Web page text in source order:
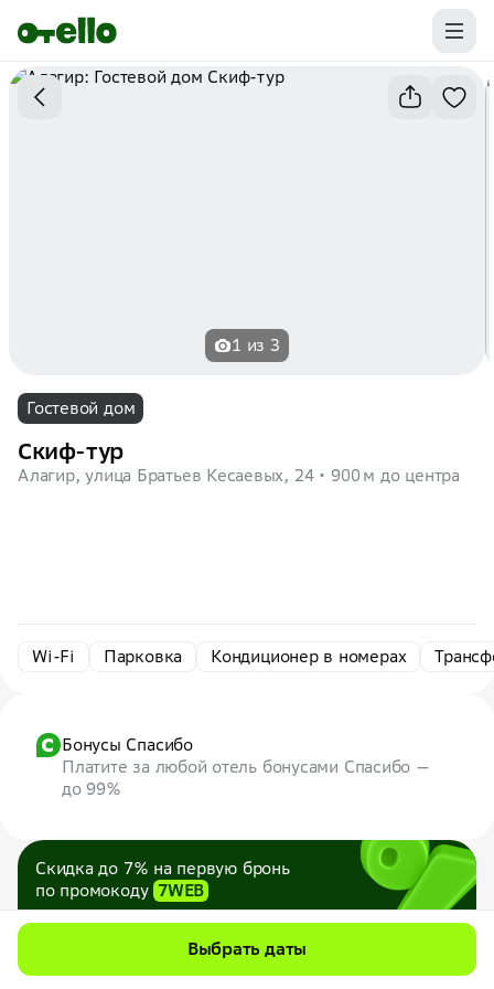
Промокоды на первую бронь уже ваши.
Забирайте выгоду
1 из 3
Гостевой дом
Скиф-тур
Алагир, улица Братьев Кесаевых, 24 900 м до центра
Wi-Fi Парковка Кондиционер в номерах
Бонусы Спасибо
Платите за любой отель бонусами Спасибо —
до 99%
Скидка до 7% на первую бронь
по промокоду 7WEB
Максимум — 1000 ₽
Выбрать даты